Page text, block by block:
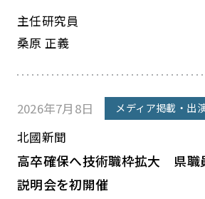
主任研究員
桑原 正義
2026年7月8日 メディア掲載・出
北國新聞
高卒確保へ技術職枠拡大 県職
説明会を初開催